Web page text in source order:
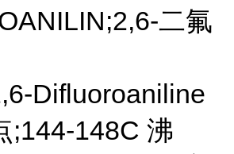
二氟
Difluoroaniline
;144-148C 沸